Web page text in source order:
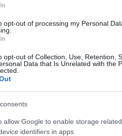
opt-out of processing my Personal
opt-out of Collection, Use, Retention,
Data that Is Unrelated with the
allow Google to enable storage
identifiers in apps.
ΠΜ - ΕΝΗΜΕΡΏΘΗΚΕ ΣΤΙΣ 17 ΙΟΥΝΊΟΥ 2025,
συγκεντρώνουν εκατοντάδες
για τους
ΕΚΑΒ» Σερβίων